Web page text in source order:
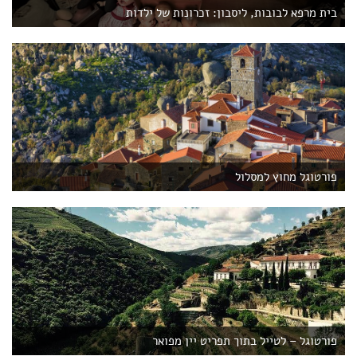
בית מרפא לבובות, ליסבון: זכרונות של ילדות
פורטוגל מחוץ למסלול
פורטוגל – לטייל בתוך תפריט יין מפואר